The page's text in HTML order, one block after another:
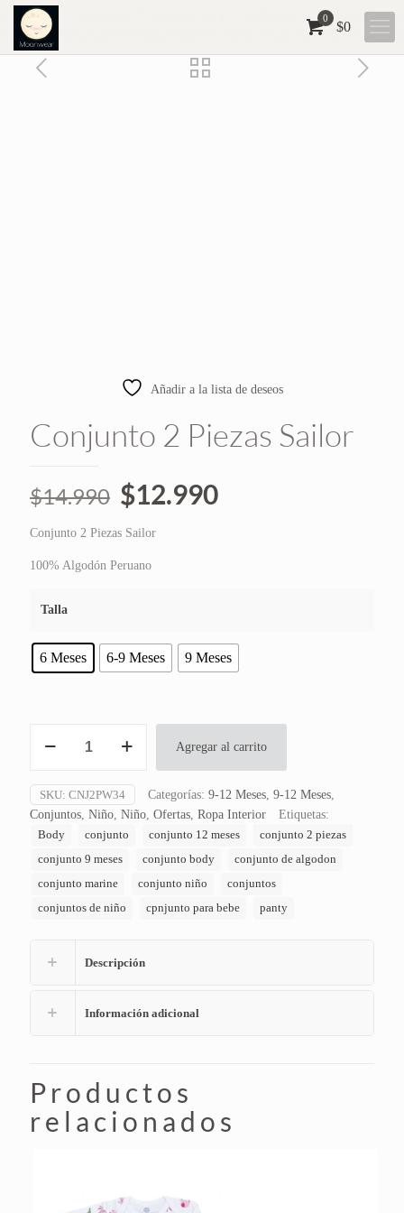
0
$0
Añadir a la lista de deseos
Conjunto 2 Piezas Sailor
$14.990 El
precio
original
era:
$12.990El
Conjunto 2 Piezas Sailor
100% Algodón Peruano
Talla
6 Meses 6-9 Meses 9 Meses
Sailor
cantidad
Agregar al carrito
SKU: CNJ2PW34 Categorías: 9-12 Meses 9-12 Meses
Conjuntos Niño Niño Ofertas Ropa Interior Etiquetas:
Body conjunto conjunto 12 meses
conjunto 2 piezas
conjunto 9 meses
conjunto body
conjunto de algodon
conjunto marine
conjunto niño
conjuntos
conjuntos de niño
cpnjunto para bebe panty
Descripción
Información adicional
Productos
relacionados